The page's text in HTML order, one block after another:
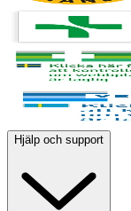
Hjälp och support